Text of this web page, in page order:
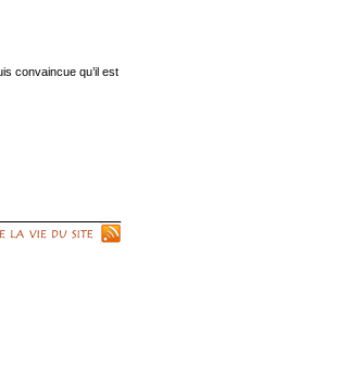
convaincue qu’il est